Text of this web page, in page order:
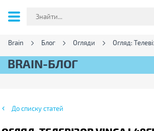
Brain Блог Огляди Огляд:
BRAIN-БЛОГ
До списку статей